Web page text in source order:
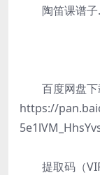
陶笛课谱子
百度网盘下
https://
提取码（